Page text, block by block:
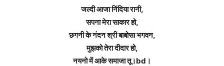
जल्दी आजा निंदिया रानी,
सपना मेरा साकार हो,
छगनी के नंदन श्री बाबोसा भगवन,
मुझको तेरा दीदार हो,
नयनो में आके समाजा तू।bd।